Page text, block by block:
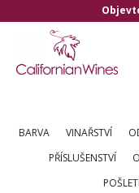
BARVA VINAŘSTVÍ
PŘÍSLUŠENSTVÍ